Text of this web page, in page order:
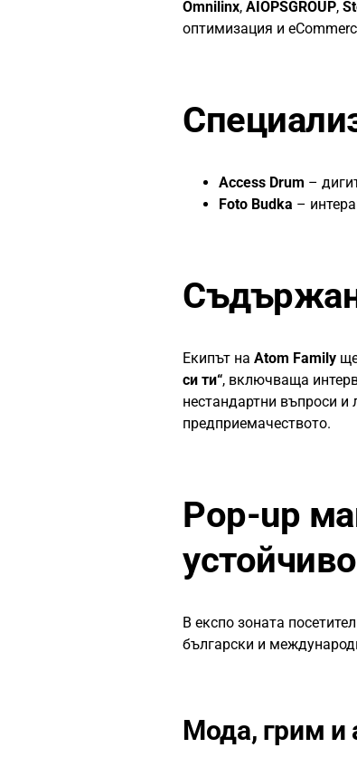
Omnilinx, AIOPSGROUP,
оптимизация и
Access Drum –
Foto Budka –
Екипът на Atom Family
си ти“, включваща
нестандартни въпроси
предприемачеството.
Pop-up
В експо зоната
български и
Мода, грим и